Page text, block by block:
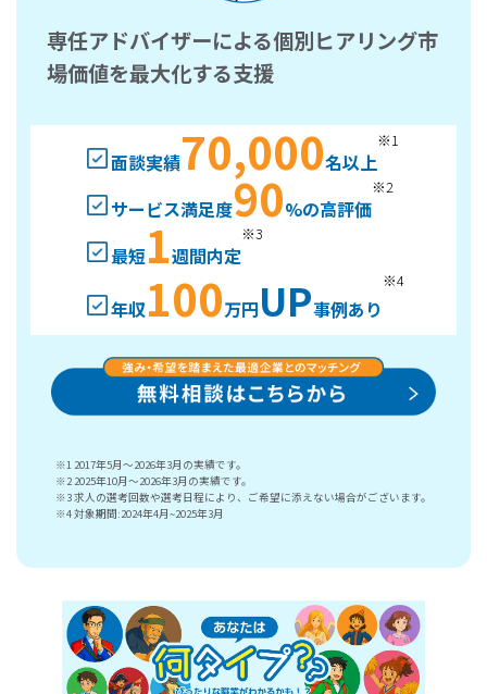
専任アドバイザーによる個別ヒアリング市
場価値を最大化する支援
面談実績70,000名以上
※1
サービス満足度90%の高評価
※2
最短1週間内定
※3
年収100万円UP事例あり
※4
※1 2017年5月～2026年3月の実績です。
※2 2025年10月～2026年3月の実績です。
※3 求人の選考回数や選考日程により、ご希望に添えない場合がございます。
※4 対象期間:2024年4月~2025年3月